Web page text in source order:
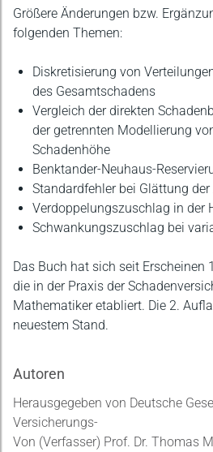
Größere Änderungen bzw.
folgenden Themen:
Diskretisierung von
des Gesamtschadens
Vergleich der direkten
der getrennten Modellierung
Schadenhöhe
Benktander-Neuhaus-
Standardfehler bei Glättung
Verdoppelungszuschlag in der
Schwankungszuschlag bei
Das Buch hat sich seit Erscheinen
die in der Praxis der
Mathematiker etabliert. Die 2.
neuestem Stand.
Autoren
Herausgegeben von Deutsche
Versicherungs-
Von (Verfasser) Prof. Dr. Thomas